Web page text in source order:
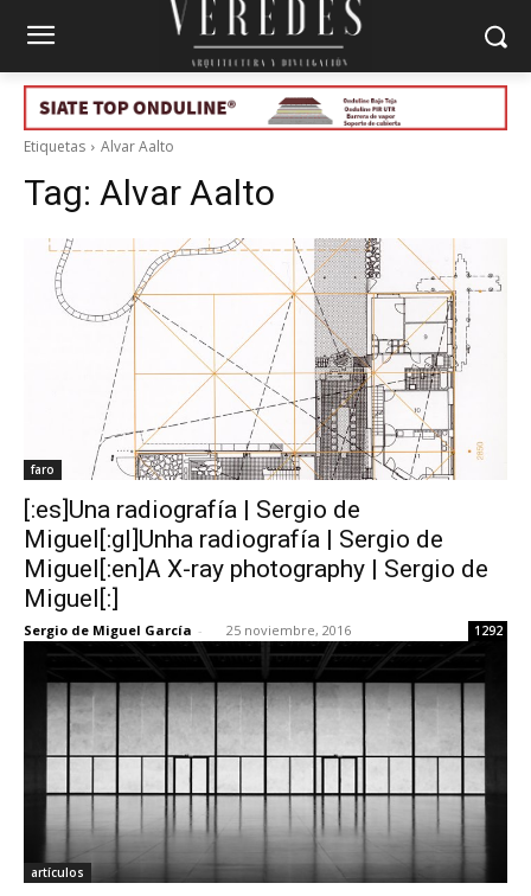
Etiquetas Alvar Aalto
Tag: Alvar Aalto
faro
[:es]Una radiografía | Sergio de
Miguel[:gl]Unha radiografía | Sergio de
Miguel[:en]A X-ray photography | Sergio de
Miguel[:]
Sergio de Miguel García - 25 noviembre, 2016 1292
artículos